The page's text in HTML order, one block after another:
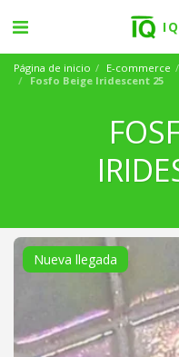
Página de inicio E-commerce
Fosfo Beige Iridescent 25
Nueva llegada